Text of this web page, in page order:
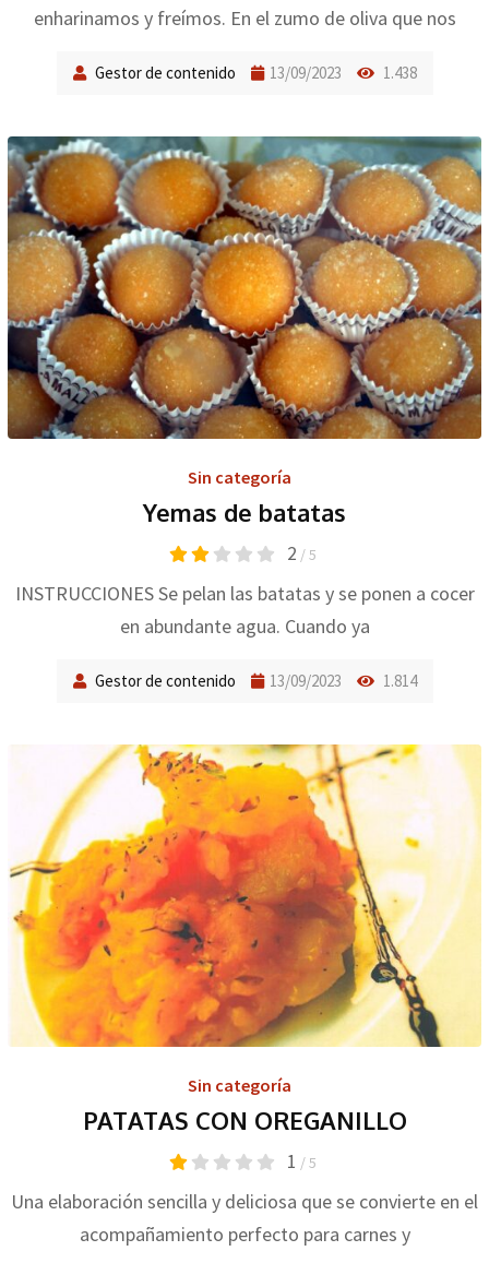
enharinamos y freímos. En el zumo de oliva que nos
Gestor de contenido 13/09/2023 1.438
Sin categoría
Yemas de batatas
2 / 5
INSTRUCCIONES Se pelan las batatas y se ponen a cocer
en abundante agua. Cuando ya
Gestor de contenido 13/09/2023 1.814
Sin categoría
PATATAS CON OREGANILLO
1 / 5
Una elaboración sencilla y deliciosa que se convierte en el
acompañamiento perfecto para carnes y